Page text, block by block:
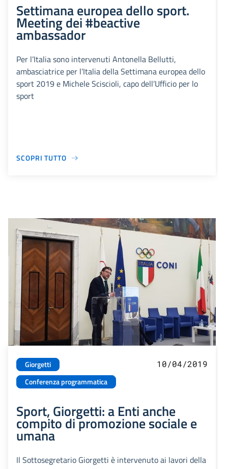
Settimana europea dello sport.
Meeting dei #beactive
ambassador
Per l’Italia sono intervenuti Antonella Bellutti,
ambasciatrice per l’Italia della Settimana europea dello
sport 2019 e Michele Sciscioli, capo dell’Ufficio per lo
sport
SCOPRI TUTTO
Giorgetti
Conferenza programmatica
10/04/2019
Sport, Giorgetti: a Enti anche
compito di promozione sociale e
umana
Il Sottosegretario Giorgetti è intervenuto ai lavori della